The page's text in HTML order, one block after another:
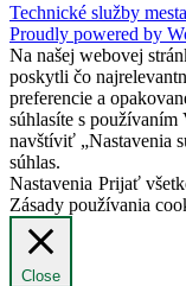
Technické služby
Proudly powered by
Na našej webovej
poskytli čo
preferencie a
súhlasíte s
navštíviť „Nastavenia
súhlas.
Nastavenia Prijať
Zásady používania
Close